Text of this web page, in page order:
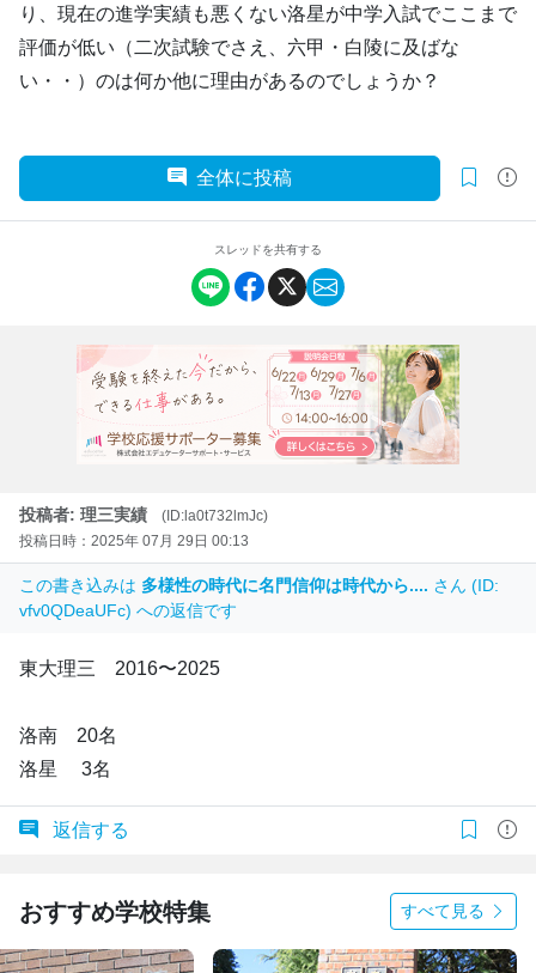
り、現在の進学実績も悪くない洛星が中学入試でここまで
評価が低い（二次試験でさえ、六甲・白陵に及ばな
い・・）のは何か他に理由があるのでしょうか？
全体に投稿
スレッドを共有する
投稿者: 理三実績
(ID:la0t732lmJc)
投稿日時：2025年 07月 29日 00:13
この書き込みは 多様性の時代に名門信仰は時代から.... さん (ID:
vfv0QDeaUFc) への返信です
東大理三 2016〜2025
洛南 20名
洛星 3名
返信する
おすすめ学校特集 すべて見る